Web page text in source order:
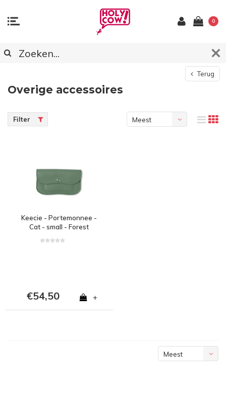
0
Terug
Overige accessoires
Filter
Meest
Keecie - Portemonnee -
Cat - small - Forest
€54,50 +
Meest